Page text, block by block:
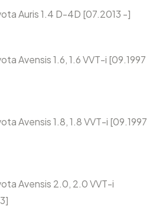
Auris 1.4 D-4D [07.2013 -]
Avensis 1.6, 1.6 VVT-i [09.1997
Avensis 1.8, 1.8 VVT-i [09.1997
Avensis 2.0, 2.0 VVT-i